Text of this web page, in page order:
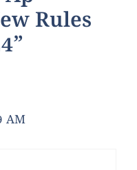
Rules
AM